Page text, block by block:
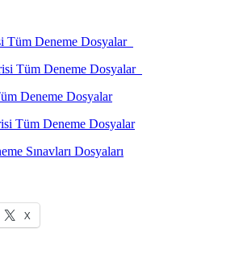
Deneme Dosyalar
Tüm Deneme Dosyalar
Deneme Dosyalar
Tüm Deneme Dosyalar
Sınavları Dosyaları
X